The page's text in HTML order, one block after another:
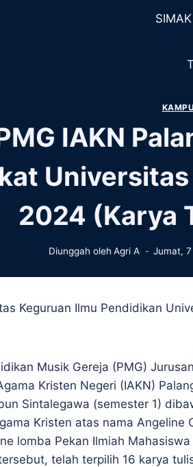
SIMAK
IAKN
2024 (Karya
Diunggah oleh Agri A Jumat,
Keguruan Ilmu Pendidikan
Musik Gereja (PMG)
Kristen Negeri (IAKN)
Sintalegawa (semester 1)
Kristen atas nama
lomba Pekan Ilmiah
telah terpilih 16 karya